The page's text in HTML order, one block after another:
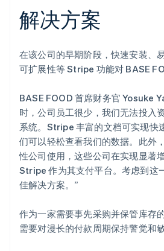
解决方案
在该公司的早期阶段，快速安装、
可扩展性等 Stripe 功能对 BASE
BASE FOOD 首席财务官 Yosuke
时，公司员工很少，我们无法投入
系统。Stripe 丰富的文档可实现快
们可以轻松查看我们的数据。此外
性公司使用，这些公司在实现显著
Stripe 作为其支付平台。考虑到这
佳解决方案。”
作为一家需要事先采购并保管库存
需要对漫长的付款周期保持警觉和敏